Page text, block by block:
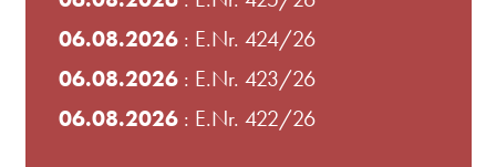
06.08.2026: E.Nr. 424/26
06.08.2026: E.Nr. 423/26
06.08.2026: E.Nr. 422/26